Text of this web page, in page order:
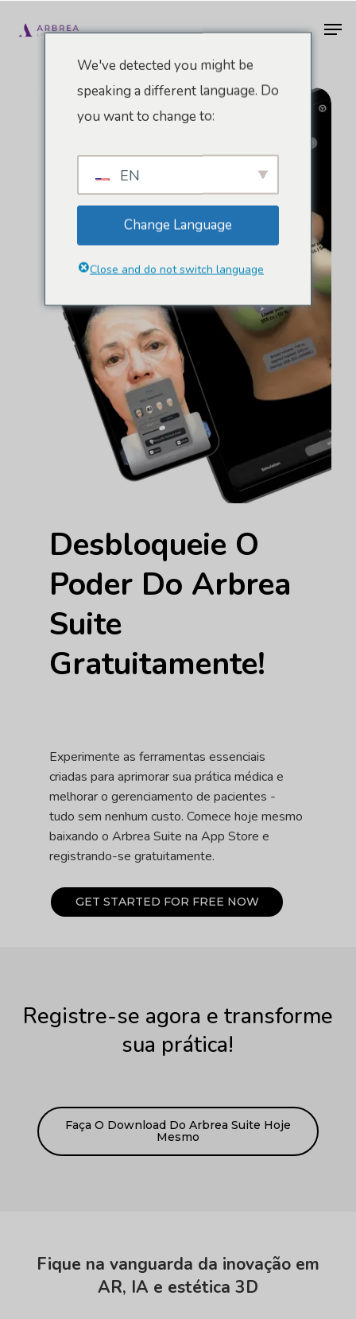
para
Desbloqueie O
Poder Do Arbrea
Suite
Gratuitamente!
Experimente as ferramentas essenciais
criadas para aprimorar sua prática médica e
melhorar o gerenciamento de pacientes -
tudo sem nenhum custo. Comece hoje mesmo
baixando o Arbrea Suite na App Store e
registrando-se gratuitamente.
GET STARTED FOR FREE NOW
Registre-se agora e transforme
sua prática!
Faça O Download Do Arbrea Suite Hoje
Mesmo
Fique na vanguarda da inovação em
AR, IA e estética 3D
We've detected you might be
speaking a different language. Do
you want to change to:
EN
Change Language
Close and do not switch language